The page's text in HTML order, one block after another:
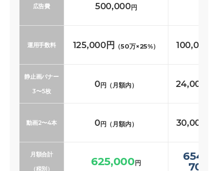
広告費 500,000円
運用手数料 125,000円 （50万×25%） 100,000
静止画バナー
3〜5枚
0円（月額内） 24,000
動画2〜4本 0円（月額内） 30,000
月額合計
（税別）
625,000円